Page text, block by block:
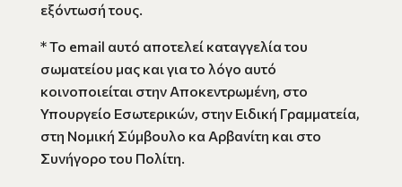
εξόντωσή τους.
* Το email αυτό αποτελεί καταγγελία του
σωματείου μας και για το λόγο αυτό
κοινοποιείται στην Αποκεντρωμένη, στο
Υπουργείο Εσωτερικών, στην Ειδική Γραμματεία,
στη Νομική Σύμβουλο κα Αρβανίτη και στο
Συνήγορο του Πολίτη.